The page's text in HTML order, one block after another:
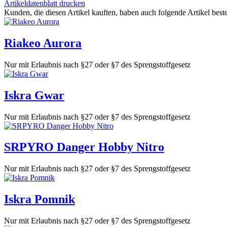
Artikeldatenblatt drucken
Kunden, die diesen Artikel kauften, haben auch folgende Artikel
Riakeo Aurora
Nur mit Erlaubnis nach §27 oder §7 des Sprengstoffgesetz
Iskra Gwar
Nur mit Erlaubnis nach §27 oder §7 des Sprengstoffgesetz
SRPYRO Danger Hobby Nitro
Nur mit Erlaubnis nach §27 oder §7 des Sprengstoffgesetz
Iskra Pomnik
Nur mit Erlaubnis nach §27 oder §7 des Sprengstoffgesetz